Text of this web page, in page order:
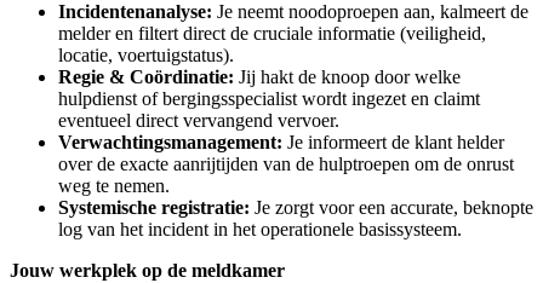
Incidentenanalyse: Je neemt noodoproepen aan, kalmeert de
melder en filtert direct de cruciale informatie (veiligheid,
locatie, voertuigstatus).
Regie & Coördinatie: Jij hakt de knoop door welke
hulpdienst of bergingsspecialist wordt ingezet en claimt
eventueel direct vervangend vervoer.
Verwachtingsmanagement: Je informeert de klant helder
over de exacte aanrijtijden van de hulptroepen om de onrust
weg te nemen.
Systemische registratie: Je zorgt voor een accurate, beknopte
log van het incident in het operationele basissysteem.
Jouw werkplek op de meldkamer